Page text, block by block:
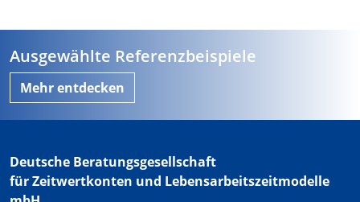
Ausgewählte Referenzbeispiele
Mehr entdecken
Deutsche Beratungsgesellschaft
für Zeitwertkonten und Lebensarbeitszeitmodelle